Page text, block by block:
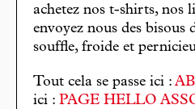
achetez nos t-shirts, nos
envoyez nous des bisous
souffle, froide et
Tout cela se passe ici :
ici : PAGE HELLO